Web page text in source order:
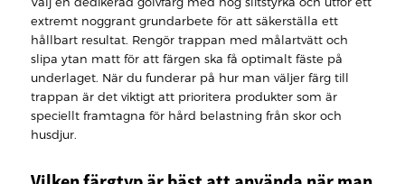
extremt noggrant grundarbete för att säkerställa ett
hållbart resultat. Rengör trappan med målartvätt och
slipa ytan matt för att färgen ska få optimalt fäste på
underlaget. När du funderar på hur man väljer färg till
trappan är det viktigt att prioritera produkter som är
speciellt framtagna för hård belastning från skor och
husdjur.